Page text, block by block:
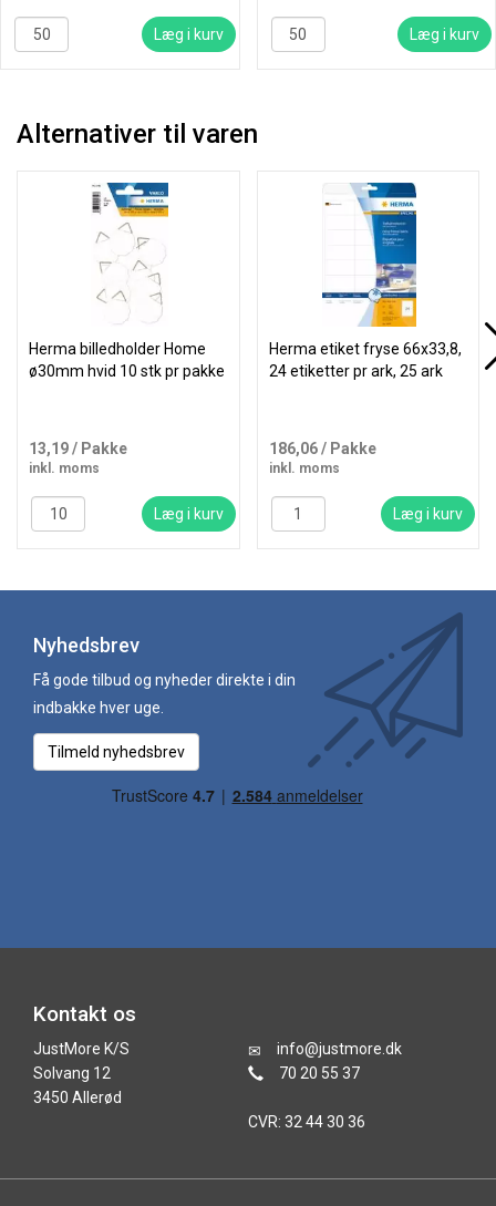
Læg i kurv Læg i kurv
Alternativer til varen
Herma billedholder Home
ø30mm hvid 10 stk pr pakke
13,19/ Pakke
inkl. moms
Læg i kurv
Herma etiket fryse 66x33,8,
24 etiketter pr ark, 25 ark
186,06/ Pakke
inkl. moms
Læg i kurv
Nyhedsbrev
Få gode tilbud og nyheder direkte i din
indbakke hver uge.
Tilmeld nyhedsbrev
Kontakt os
JustMore K/S
Solvang 12
3450 Allerød
info@justmore.dk
70 20 55 37
CVR: 32 44 30 36